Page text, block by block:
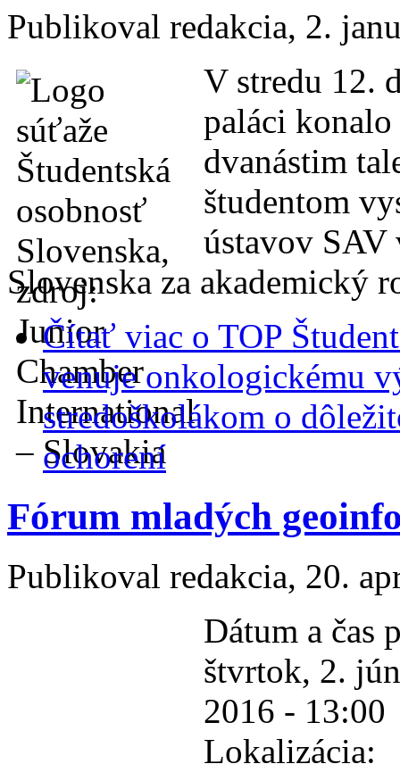
Publikoval redakcia, 2.
V stredu 12.
paláci
dvanástim
študentom
ústavov SAV
Slovenska za akademický
Čítať viac o TOP
venuje onkologickému
stredoškolákom o
ochorení
Fórum mladých
Publikoval redakcia, 20.
Dátum a čas
štvrtok, 2.
2016 - 13:00
Lokalizácia: